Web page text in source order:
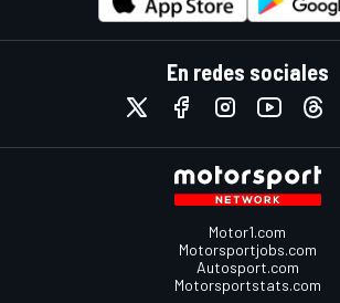
En redes sociales
Motor1.com
Motorsportjobs.com
Autosport.com
Motorsportstats.com